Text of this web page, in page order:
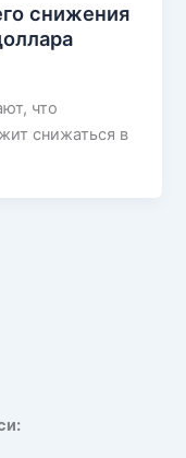
снижения
что
снижаться в